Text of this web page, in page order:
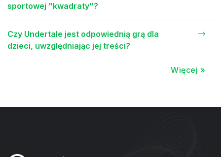
sportowej "kwadraty"?
Czy Undertale jest odpowiednią grą dla
dzieci, uwzględniając jej treści?
Więcej »